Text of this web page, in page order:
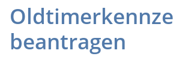
beantragen